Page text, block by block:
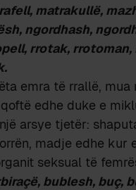
matrakullë,
ngordhash,
rrotak,
emra të rrallë,
edhe duke e
arsye tjetër:
madje edhe kur
seksual të
bublesh, buç,